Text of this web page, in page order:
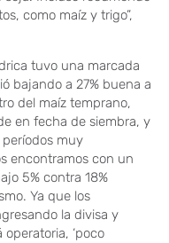
como maíz y trigo”,
tuvo una marcada
bajando a 27% buena a
del maíz temprano,
en fecha de siembra, y
períodos muy
encontramos con un
5% contra 18%
Ya que los
la divisa y
‘poco